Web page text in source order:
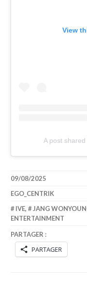
View
A post
09/08/2025
EGO_CENTRIK
IVE, JANG
ENTERTAINMENT
PARTAGER :
PARTAGER